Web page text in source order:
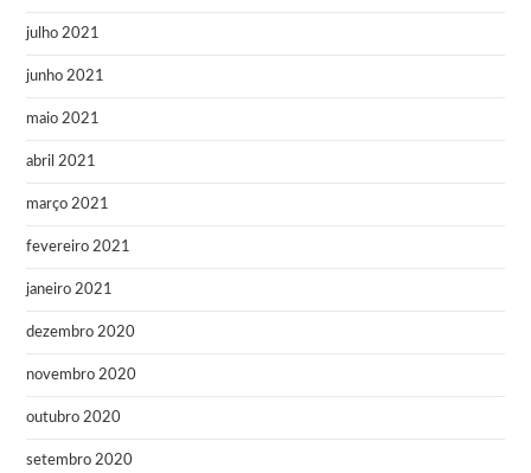
julho 2021
junho 2021
maio 2021
abril 2021
março 2021
fevereiro 2021
janeiro 2021
dezembro 2020
novembro 2020
outubro 2020
setembro 2020